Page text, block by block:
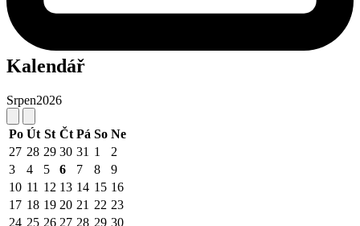
Kalendář
Srpen2026
Po Út St Čt Pá So Ne
27 28 29 30 31 1
2
3
4 5 6 7 8
9
10 11 12 13 14 15 16
17 18 19 20 21 22 23
24 25 26 27 28 29 30